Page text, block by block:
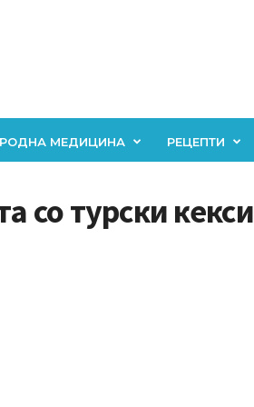
МЕДИЦИНА РЕЦЕПТИ
со турски кекси